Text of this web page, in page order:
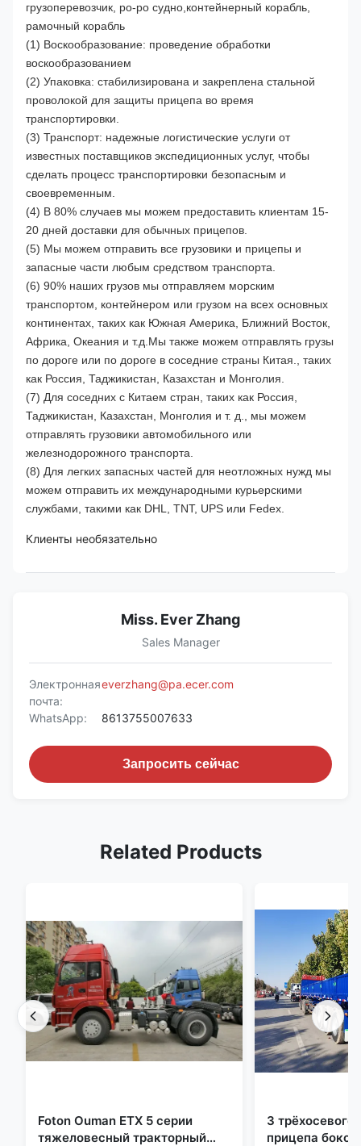
грузоперевозчик, ро-ро судно,контейнерный корабль,
рамочный корабль
(1) Воскообразование: проведение обработки
воскообразованием
(2) Упаковка: стабилизирована и закреплена стальной
проволокой для защиты прицепа во время
транспортировки.
(3) Транспорт: надежные логистические услуги от
известных поставщиков экспедиционных услуг, чтобы
сделать процесс транспортировки безопасным и
своевременным.
(4) В 80% случаев мы можем предоставить клиентам 15-
20 дней доставки для обычных прицепов.
(5) Мы можем отправить все грузовики и прицепы и
запасные части любым средством транспорта.
(6) 90% наших грузов мы отправляем морским
транспортом, контейнером или грузом на всех основных
континентах, таких как Южная Америка, Ближний Восток,
Африка, Океания и т.д.Мы также можем отправлять грузы
по дороге или по дороге в соседние страны Китая., таких
как Россия, Таджикистан, Казахстан и Монголия.
(7) Для соседних с Китаем стран, таких как Россия,
Таджикистан, Казахстан, Монголия и т. д., мы можем
отправлять грузовики автомобильного или
железнодорожного транспорта.
(8) Для легких запасных частей для неотложных нужд мы
можем отправить их международными курьерскими
службами, такими как DHL, TNT, UPS или Fedex.
Клиенты необязательно
Miss. Ever Zhang
Sales Manager
Электронная
почта:
everzhang@pa.ecer.com
WhatsApp: 8613755007633
Запросить сейчас
Related Products
Foton Ouman ETX 5 серии
тяжеловесный тракторный
3 трёхосевого
прицепа